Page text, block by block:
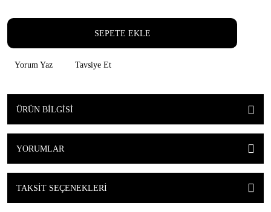
SEPETE EKLE
Yorum Yaz Tavsiye Et
ÜRÜN BILGISI
YORUMLAR
TAKSIT SEÇENEKLERI